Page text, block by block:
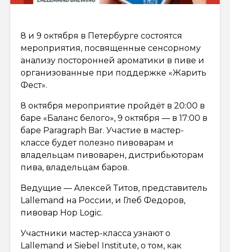
8 и 9 октября в Петербурге состоятся
мероприятия, посвященные сенсорному
анализу посторонней ароматики в пиве и
организованные при поддержке «Жарить
Фест».
8 октября мероприятие пройдёт в 20:00 в
баре «Баланс белого», 9 октября — в 17:00 в
баре Paragraph Bar. Участие в мастер-
классе будет полезно пивоварам и
владельцам пивоварен, дистрибьюторам
пива, владельцам баров.
Ведущие — Алексей Титов, представитель
Lallemand на России, и Глеб Федоров,
пивовар Hop Logic.
Участники мастер-класса узнают о
Lallemand и Siebel Institute, о том, как